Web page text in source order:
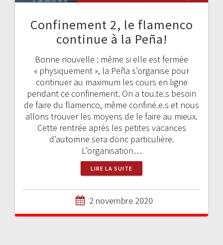
Confinement 2, le flamenco
continue à la Peña!
Bonne nouvelle : même si elle est fermée
« physiquement », la Peña s’organise pour
continuer au maximum les cours en ligne
pendant ce confinement. On a tou.te.s besoin
de faire du flamenco, même confiné.e.s et nous
allons trouver les moyens de le faire au mieux.
Cette rentrée après les petites vacances
d’automne sera donc particulière.
L’organisation…
LIRE LA SUITE
2 novembre 2020